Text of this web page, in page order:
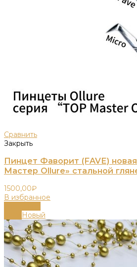
Сравнить
Закрыть
Пинцет Фаворит (FAVE)
Мастер Ollure» стальной
1500,00₽
В избранное
Новый